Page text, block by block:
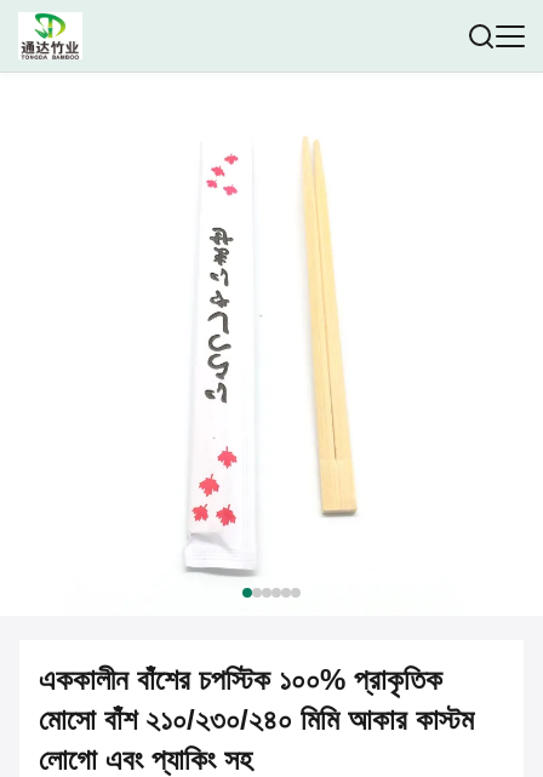
এককালীন বাঁশের চপস্টিক ১০০% প্রাকৃতিক
মোসো বাঁশ ২১০/২৩০/২৪০ মিমি আকার কাস্টম
লোগো এবং প্যাকিং সহ